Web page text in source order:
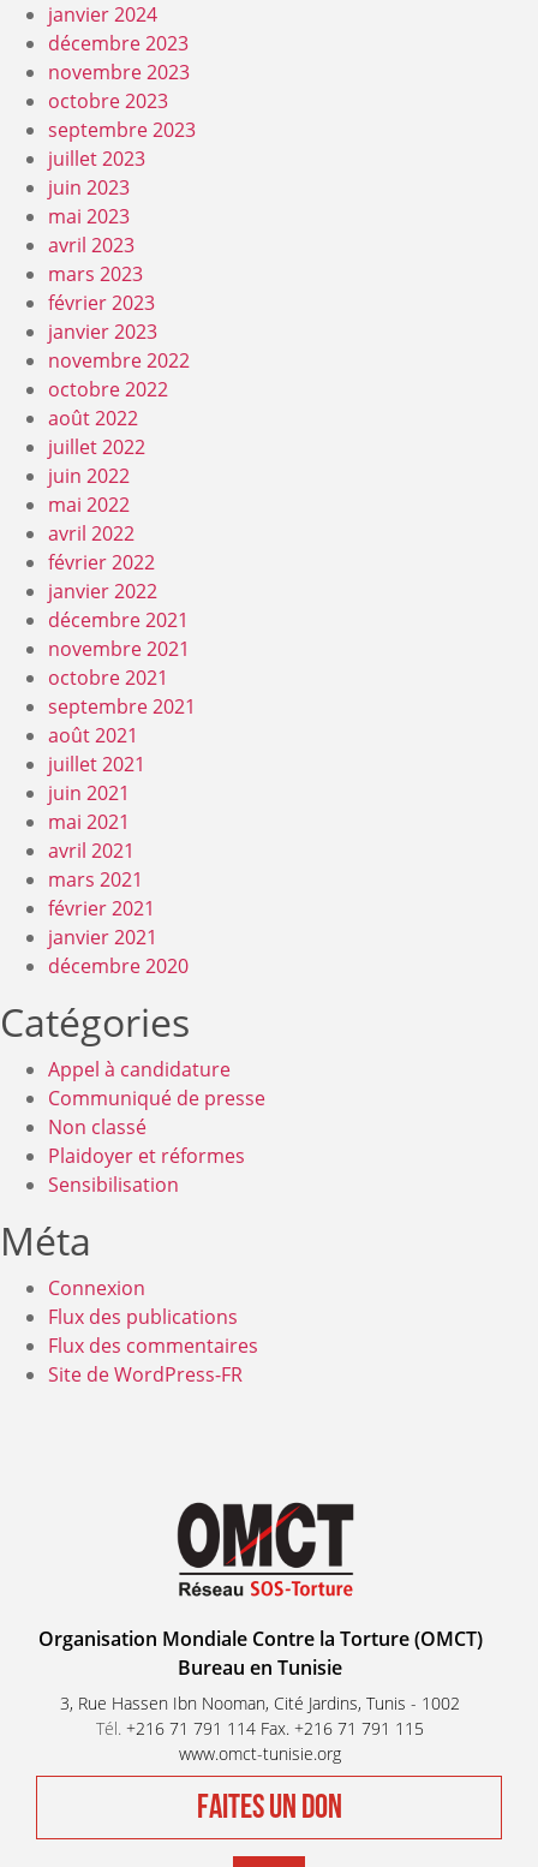
janvier 2024
décembre 2023
novembre 2023
octobre 2023
septembre 2023
juillet 2023
juin 2023
mai 2023
avril 2023
mars 2023
février 2023
janvier 2023
novembre 2022
octobre 2022
août 2022
juillet 2022
juin 2022
mai 2022
avril 2022
février 2022
janvier 2022
décembre 2021
novembre 2021
octobre 2021
septembre 2021
août 2021
juillet 2021
juin 2021
mai 2021
avril 2021
mars 2021
février 2021
janvier 2021
décembre 2020
Catégories
Appel à candidature
Communiqué de presse
Non classé
Plaidoyer et réformes
Sensibilisation
Méta
Connexion
Flux des publications
Flux des commentaires
Site de WordPress-FR
Organisation Mondiale Contre la Torture (OMCT)
Bureau en Tunisie
3, Rue Hassen Ibn Nooman, Cité Jardins, Tunis - 1002
Tél. +216 71 791 114 Fax. +216 71 791 115
www.omct-tunisie.org
FAITES UN DON